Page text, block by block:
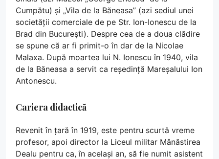
Cumpătu) și „Vila de la Băneasa” (azi sediul unei
societății comerciale de pe Str. Ion-Ionescu de la
Brad din București). Despre cea de a doua clădire
se spune că ar fi primit-o în dar de la Nicolae
Malaxa. După moartea lui N. Ionescu în 1940, vila
de la Băneasa a servit ca reședință Mareșalului Ion
Antonescu.
Cariera didactică
Revenit în țară în 1919, este pentru scurtă vreme
profesor, apoi director la Liceul militar Mânăstirea
Dealu pentru ca, în același an, să fie numit asistent